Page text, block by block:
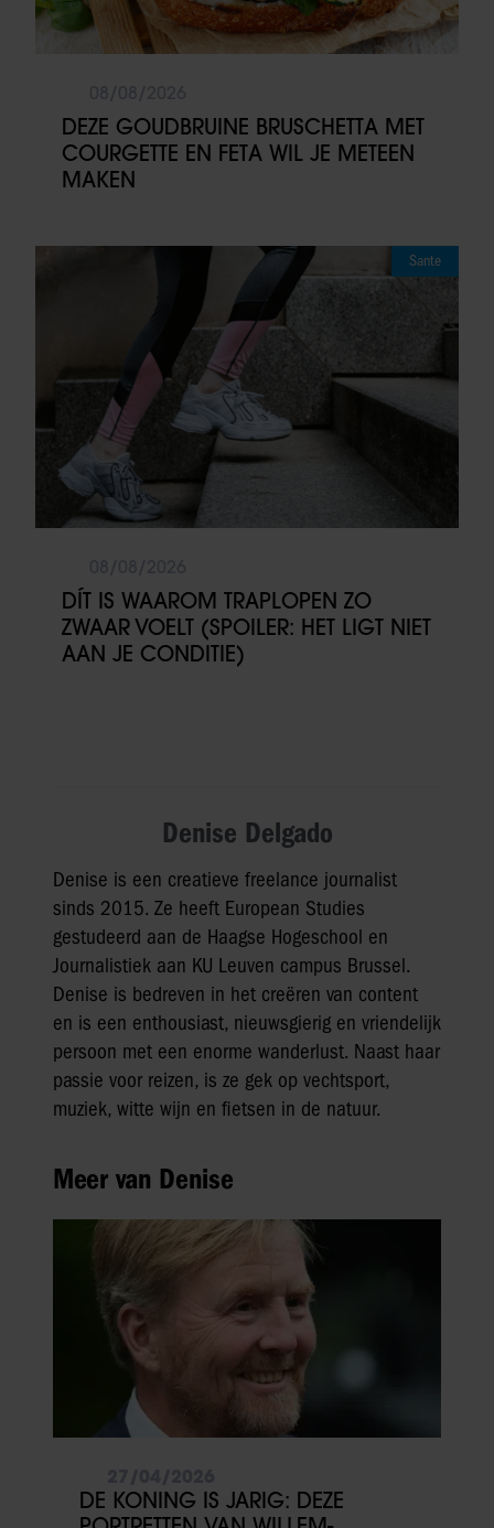
DEZE GOUDBRUINE BRUSCHETTA MET
COURGETTE EN FETA WIL JE METEEN
MAKEN
Sante
DÍT IS WAAROM TRAPLOPEN ZO
ZWAAR VOELT (SPOILER: HET LIGT NIET
AAN JE CONDITIE)
Denise Delgado
Denise is een creatieve freelance journalist
sinds 2015. Ze heeft European Studies
gestudeerd aan de Haagse Hogeschool en
Journalistiek aan KU Leuven campus Brussel.
Denise is bedreven in het creëren van content
en is een enthousiast, nieuwsgierig en vriendelijk
persoon met een enorme wanderlust. Naast haar
passie voor reizen, is ze gek op vechtsport,
muziek, witte wijn en fietsen in de natuur.
Meer van Denise
DE KONING IS JARIG: DEZE